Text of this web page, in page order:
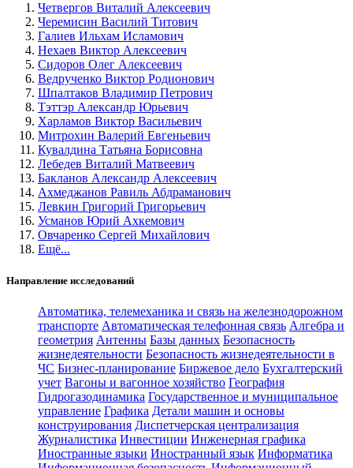
Четвергов Виталий Алексеевич
Черемисин Василий Титович
Галиев Ильхам Исламович
Нехаев Виктор Алексеевич
Сидоров Олег Алексеевич
Ведрученко Виктор Родионович
Шпалтаков Владимир Петрович
Тэттэр Александр Юрьевич
Харламов Виктор Васильевич
Митрохин Валерий Евгеньевич
Кувалдина Татьяна Борисовна
Лебедев Виталий Матвеевич
Бакланов Александр Алексеевич
Ахмеджанов Равиль Абдраманович
Левкин Григорий Григорьевич
Усманов Юрий Ахкемович
Овчаренко Сергей Михайлович
Ещё...
Направление исследований
Автоматика, телемеханика и связь на железнодорожном
транспорте Автоматическая телефонная связь Алгебра и
геометрия Антенны Базы данных Безопасность
жизнедеятельности Безопасность жизнедеятельности в
ЧС Бизнес-планирование Биржевое дело Бухгалтерский
учет Вагоны и вагонное хозяйство География
Гидрогазодинамика Государственное и муниципальное
управление Графика Детали машин и основы
конструирования Диспетчерская централизация
Журналистика Инвестиции Инженерная графика
Иностранные языки Иностранный язык Информатика